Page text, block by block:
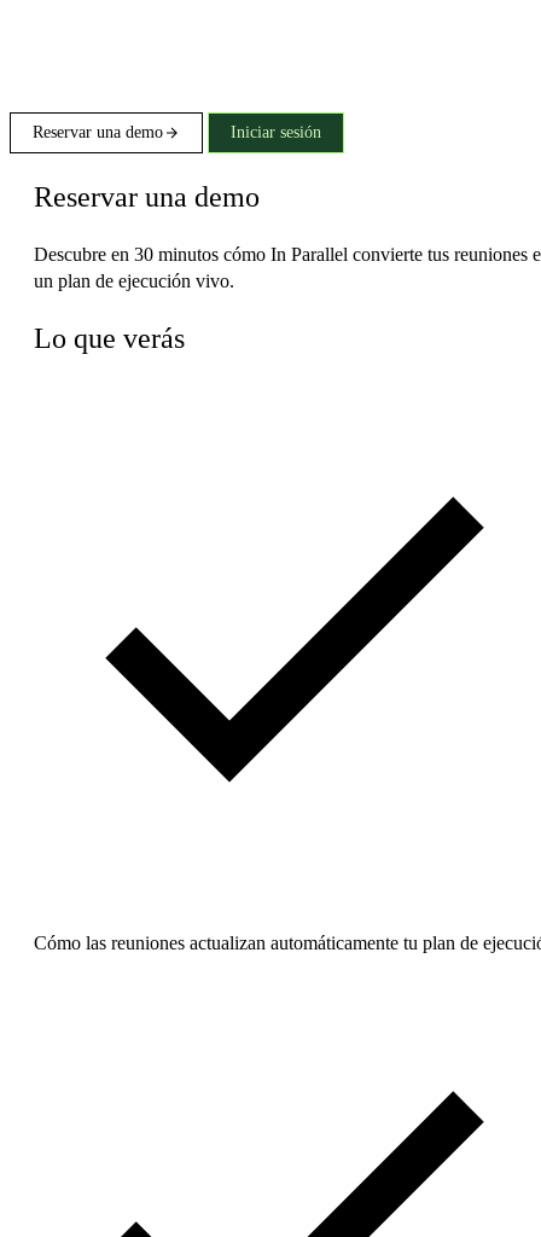
Reservar una demo Iniciar sesión
Reservar una demo
Descubre en 30 minutos cómo In Parallel convierte tus reuniones
un plan de ejecución vivo.
Lo que verás
Cómo las reuniones actualizan automáticamente tu plan de